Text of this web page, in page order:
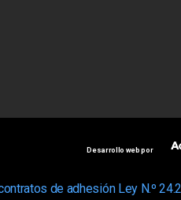
Desarrollo web por
de adhesión Ley N.º